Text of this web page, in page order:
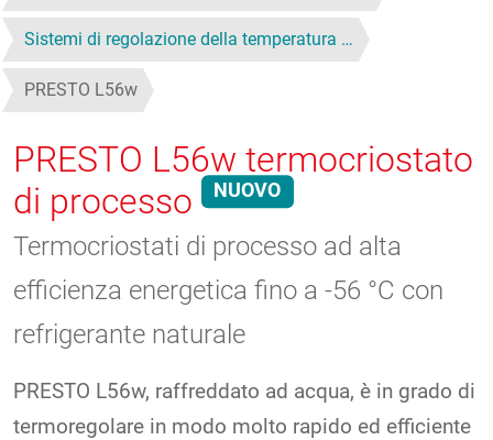
Sistemi di regolazione della temperatura …
PRESTO L56w
PRESTO L56w termocriostato
di processo
NUOVO
Termocriostati di processo ad alta
efficienza energetica fino a -56 °C con
refrigerante naturale
PRESTO L56w, raffreddato ad acqua, è in grado di
termoregolare in modo molto rapido ed efficiente